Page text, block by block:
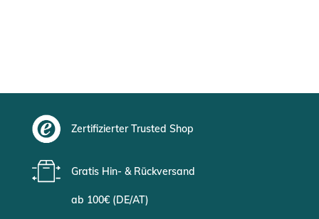
Zertifizierter Trusted Shop
Gratis Hin- & Rückversand
ab 100€ (DE/AT)